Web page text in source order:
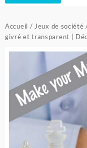
Accueil /Jeux de société
givré et transparent |